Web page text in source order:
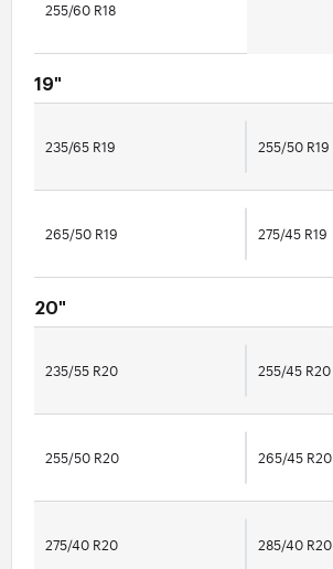
255/60 R18
19"
235/65 R19 255/50 R19
265/50 R19 275/45 R19
20"
235/55 R20 255/45 R20
255/50 R20 265/45 R20
275/40 R20 285/40 R20